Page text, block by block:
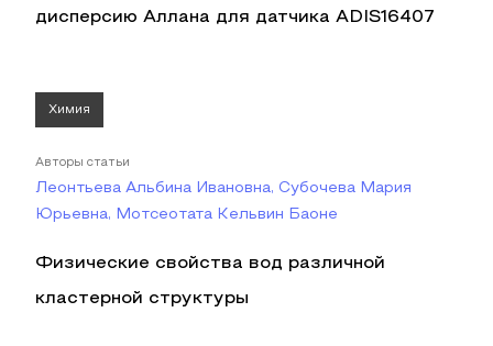
дисперсию Аллана для датчика ADIS16407
Химия
Авторы статьи
Леонтьева Альбина Ивановна, Субочева Мария
Юрьевна, Мотсеотата Кельвин Баоне
Физические свойства вод различной
кластерной структуры